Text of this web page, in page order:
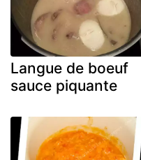
Langue de boeuf
sauce piquante